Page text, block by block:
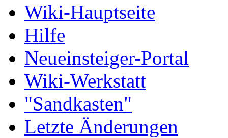
Wiki-Hauptseite
Hilfe
Neueinsteiger-Portal
Wiki-Werkstatt
"Sandkasten"
Letzte Änderungen